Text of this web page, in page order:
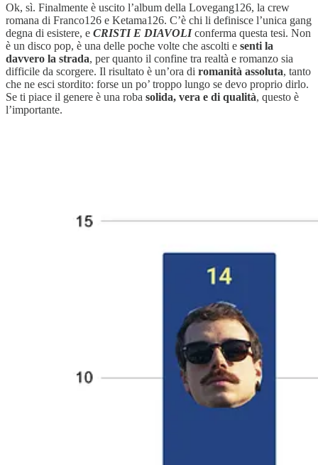
Ok, sì. Finalmente è uscito l’album della Lovegang126, la crew
romana di Franco126 e Ketama126. C’è chi li definisce l’unica gang
degna di esistere, e CRISTI E DIAVOLIconferma questa tesi. Non
è un disco pop, è una delle poche volte che ascolti e senti la
davvero la strada, per quanto il confine tra realtà e romanzo sia
difficile da scorgere. Il risultato è un’ora di romanità assoluta, tanto
che ne esci stordito: forse un po’ troppo lungo se devo proprio dirlo.
Se ti piace il genere è una roba solida, vera e di qualità, questo è
l’importante.